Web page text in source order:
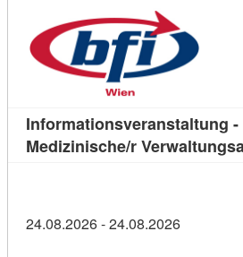
Informationsveranstaltung -
Medizinische/r
24.08.2026 - 24.08.2026